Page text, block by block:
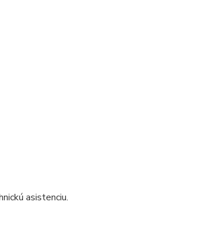
asistenciu.